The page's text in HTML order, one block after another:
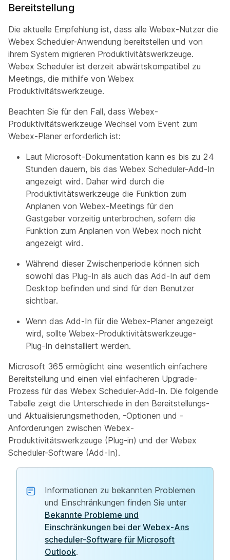
Bereitstellung
Die aktuelle Empfehlung ist, dass alle Webex-Nutzer die
Webex Scheduler-Anwendung bereitstellen und von
ihrem System migrieren Produktivitätswerkzeuge.
Webex Scheduler ist derzeit abwärtskompatibel zu
Meetings, die mithilfe von Webex
Produktivitätswerkzeuge.
Beachten Sie für den Fall, dass Webex-
Produktivitätswerkzeuge Wechsel vom Event zum
Webex-Planer erforderlich ist:
Laut Microsoft-Dokumentation kann es bis zu 24
Stunden dauern, bis das Webex Scheduler-Add-In
angezeigt wird. Daher wird durch die
Produktivitätswerkzeuge die Funktion zum
Anplanen von Webex-Meetings für den
Gastgeber vorzeitig unterbrochen, sofern die
Funktion zum Anplanen von Webex noch nicht
angezeigt wird.
Während dieser Zwischenperiode können sich
sowohl das Plug-In als auch das Add-In auf dem
Desktop befinden und sind für den Benutzer
sichtbar.
Wenn das Add-In für die Webex-Planer angezeigt
wird, sollte Webex-Produktivitätswerkzeuge-
Plug-In deinstalliert werden.
Microsoft 365 ermöglicht eine wesentlich einfachere
Bereitstellung und einen viel einfacheren Upgrade-
Prozess für das Webex Scheduler-Add-In. Die folgende
Tabelle zeigt die Unterschiede in den Bereitstellungs-
und Aktualisierungsmethoden, -Optionen und -
Anforderungen zwischen Webex-
Produktivitätswerkzeuge (Plug-in) und der Webex
Scheduler-Software (Add-In).
Informationen zu bekannten Problemen
und Einschränkungen finden Sie unter
Bekannte Probleme und
Einschränkungen bei der Webex-Ans
scheduler-Software für Microsoft
Outlook.